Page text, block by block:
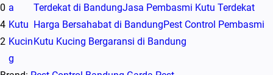
0
4
2
a
Kutu
Kucin
g
Terdekat di BandungJasa Pembasmi Kutu Terdekat
Harga Bersahabat di BandungPest Control Pembasmi
Kutu Kucing Bergaransi di Bandung